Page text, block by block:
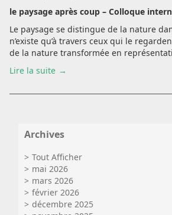
le paysage après coup – Colloque
Le paysage se distingue de la nature
n’existe qu’à travers ceux qui le
de la nature transformée en
Lire la suite
Archives
Tout Afficher
mai 2026
mars 2026
février 2026
décembre 2025